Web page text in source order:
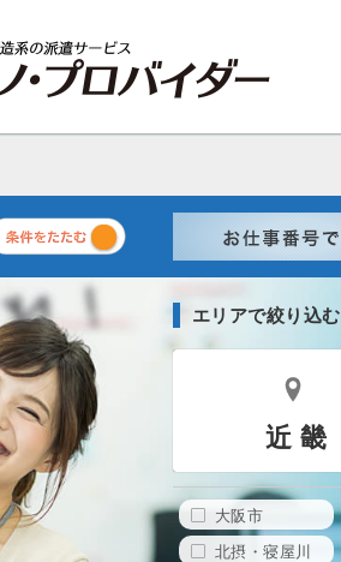
件
エリアで絞り込む
近 畿
大阪市
北摂・寝屋川